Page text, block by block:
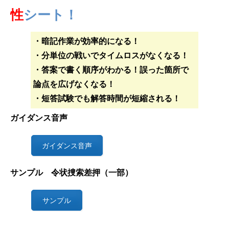
性シート！
・暗記作業が効率的になる！
・分単位の戦いでタイムロスがなくなる！
・答案で書く順序がわかる！誤った箇所で
論点を広げなくなる！
・短答試験でも解答時間が短縮される！
ガイダンス音声
ガイダンス音声
サンプル 令状捜索差押（一部）
サンプル